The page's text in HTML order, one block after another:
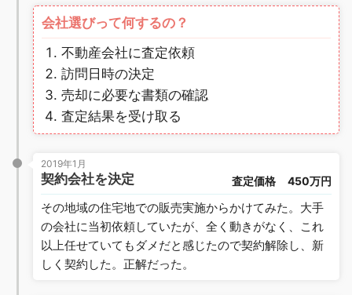
会社選びって何するの？
不動産会社に査定依頼
訪問日時の決定
売却に必要な書類の確認
査定結果を受け取る
2019年1月
契約会社を決定 査定価格 450万円
その地域の住宅地での販売実施からかけてみた。大手
の会社に当初依頼していたが、全く動きがなく、これ
以上任せていてもダメだと感じたので契約解除し、新
しく契約した。正解だった。